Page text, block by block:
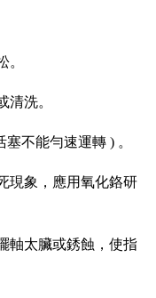
。
清洗。
塞不能勻速運轉 ) 。
現象，應用氧化鉻研
軸太臟或銹蝕，使指